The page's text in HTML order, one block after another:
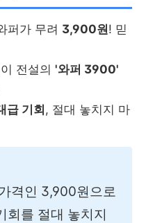
퍼가 무려 3,900원! 믿
전설의 '와퍼 3900'
급 기회 , 절대 놓치지 마
격인 3,900원으로
회를 절대 놓치지